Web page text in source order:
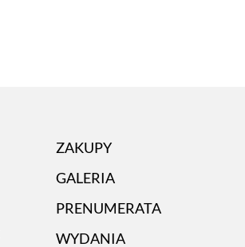
ZAKUPY
GALERIA
PRENUMERATA
WYDANIA